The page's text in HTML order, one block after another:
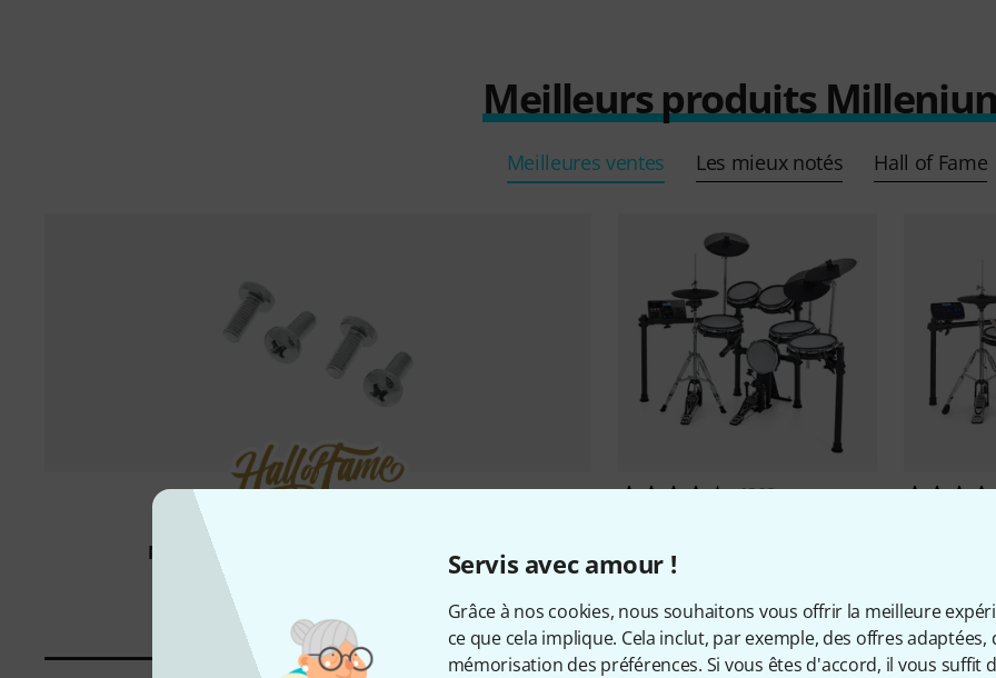
Servis avec amour !
Grâce à nos cookies, nous souhaitons vous offrir la meilleure
ce que cela implique. Cela inclut, par exemple, des offres
mémorisation des préférences. Si vous êtes d'accord, il vous suffit
Meilleurs produits
Meilleures ventes Les mieux notés Hall of Fame
Millenium
M5 Screw Set for Module Plates
1802
598 €